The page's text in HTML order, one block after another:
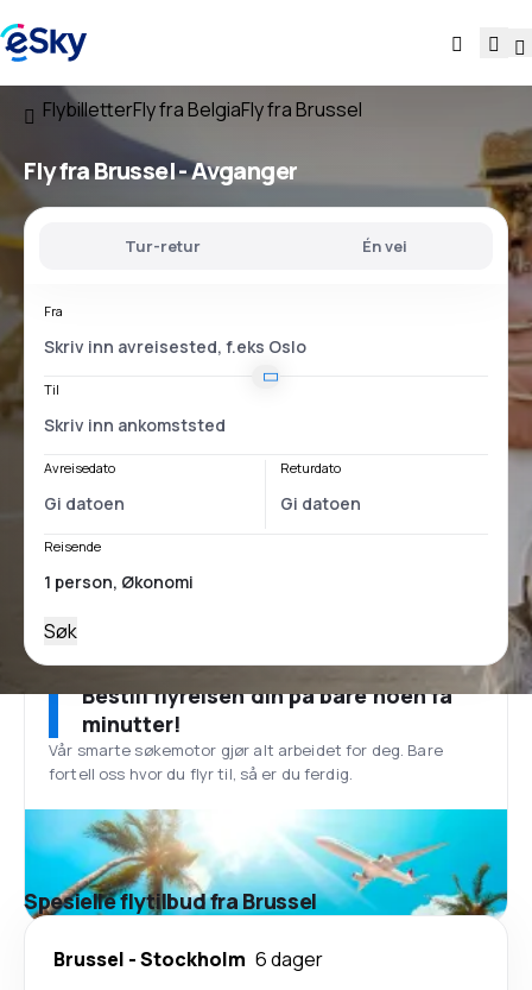
FlybilletterFly fra BelgiaFly fra Brussel
Flyfra Brussel- Avganger
Tur-retur Én vei
Fra
Til
Avreisedato Returdato
Reisende
Søk
Bestill flyreisen din på bare noen få
minutter!
Vår smarte søkemotor gjør alt arbeidet for deg. Bare
fortell oss hvor du flyr til, så er du ferdig.
Spesielle flytilbud fra Brussel
Brussel -Stockholm 6 dager